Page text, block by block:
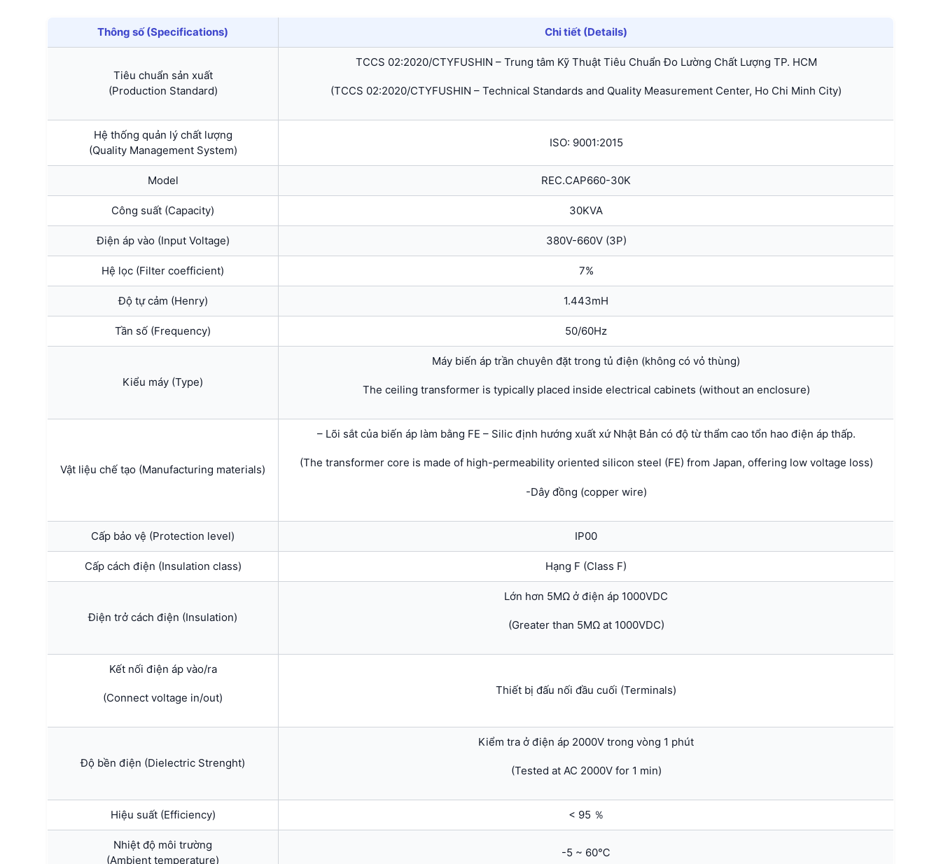
Thông số (Specifications) Chi tiết (Details)
Tiêu chuẩn sản xuất
(Production Standard)
TCCS 02:2020/CTYFUSHIN – Trung tâm Kỹ Thuật Tiêu Chuẩn Đo Lường Chất Lượng TP. HCM
(TCCS 02:2020/CTYFUSHIN – Technical Standards and Quality Measurement Center, Ho Chi Minh City)
Hệ thống quản lý chất lượng
(Quality Management System)
ISO: 9001:2015
Model REC.CAP660-30K
Công suất (Capacity) 30KVA
Điện áp vào (Input Voltage) 380V-660V (3P)
Hệ lọc (Filter coefficient) 7%
Độ tự cảm (Henry) 1.443mH
Tần số (Frequency) 50/60Hz
Kiểu máy (Type)
Máy biến áp trần chuyên đặt trong tủ điện (không có vỏ thùng)
The ceiling transformer is typically placed inside electrical cabinets (without an enclosure)
Vật liệu chế tạo (Manufacturing materials)
– Lõi sắt của biến áp làm bằng FE – Silic định hướng xuất xứ Nhật Bản có độ từ thẩm cao tổn hao điện áp thấp.
(The transformer core is made of high-permeability oriented silicon steel (FE) from Japan, offering low voltage loss)
-Dây đồng (copper wire)
Cấp bảo vệ (Protection level) IP00
Cấp cách điện (Insulation class) Hạng F (Class F)
Điện trở cách điện (Insulation)
Lớn hơn 5MΩ ở điện áp 1000VDC
(Greater than 5MΩ at 1000VDC)
Kết nối điện áp vào/ra
(Connect voltage in/out)
Thiết bị đấu nối đầu cuối (Terminals)
Độ bền điện (Dielectric Strenght)
Kiểm tra ở điện áp 2000V trong vòng 1 phút
(Tested at AC 2000V for 1 min)
Hiệu suất (Efficiency) < 95 ％
Nhiệt độ môi trường
(Ambient temperature)
-5 ~ 60℃